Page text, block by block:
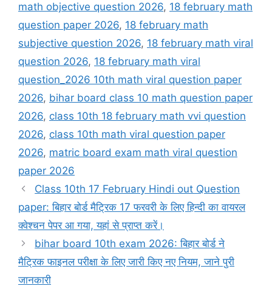
math objective question 2026, 18 february math
question paper 2026, 18 february math
subjective question 2026, 18 february math viral
question 2026, 18 february math viral
question_2026 10th math viral question paper
2026, bihar board class 10 math question paper
2026, class 10th 18 february math vvi question
2026, class 10th math viral question paper
2026, matric board exam math viral question
paper 2026
Class 10th 17 February Hindi out Question
paper: बिहार बोर्ड मैट्रिक 17 फरवरी के लिए हिन्दी का वायरल
क्वेश्चन पेपर आ गया, यहां से प्राप्त करें।
bihar board 10th exam 2026: बिहार बोर्ड ने
मैट्रिक फाइनल परीक्षा के लिए जारी किए नए नियम, जाने पुरी
जानकारी